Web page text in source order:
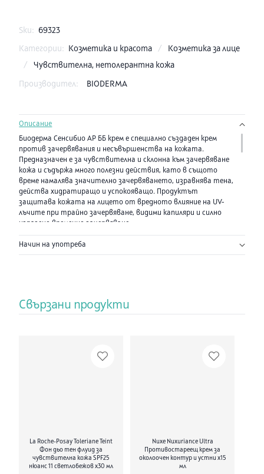
Sku: 69323
Категории: Козметика и красота /
Козметика за лице
/
Чувствителна, нетолерантна кожа
Производител: BIODERMA
Описание
Биодерма Сенсибио АР ББ крем е специално създаден крем
против зачервявания и несъвършенства на кожата.
Предназначен е за чувствителна и склонна към зачервяване
кожа и съдържа много полезни действия, като в същото
време намалява значително зачервяването, изравнява тена,
действа хидратиращо и успокояващо. Продуктът
защитава кожата на лицето от вредното влияние на UV-
лъчите при трайно зачервяване, видими капиляри и силно
изразено временно зачервяване.
Продуктът съдържа:
- ROSACTIV1 - патентован комплекс, който въздейства по
повторна поява.
- D.A.F.2 - естествен комплекс, който увеличава прага на
парабени, има много добра поносимост и е некомедогенен.
Dimethicone Crosspolymer, Disteardimonium Hectorite,
Glycyrrhetinic Acid, Sodium Chloride, Pentylene Glycol, Iron Oxides
(Ci 77491), Dimethicone / Polyglycerin-3 Crosspolymer, 1,2-
Начин на употреба
Свързани продукти
La Roche-Posay Toleriane Teint
Фон дьо тен флуид за
чувствителна кожа SPF25
нюанс 11 светлобежов х30 мл
Nuxe Nuxuriance Ultra
Противостареещ крем за
околоочен контур и устни x15
мл